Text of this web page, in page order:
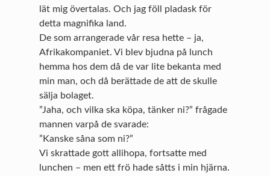
lät mig övertalas. Och jag föll pladask för
detta magnifika land.
De som arrangerade vår resa hette – ja,
Afrikakompaniet. Vi blev bjudna på lunch
hemma hos dem då de var lite bekanta med
min man, och då berättade de att de skulle
sälja bolaget.
”Jaha, och vilka ska köpa, tänker ni?” frågade
mannen varpå de svarade:
”Kanske såna som ni?”
Vi skrattade gott allihopa, fortsatte med
lunchen – men ett frö hade såtts i min hjärna.